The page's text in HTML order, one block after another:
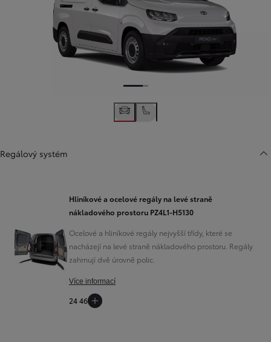
Regálový systém
Hliníkové a ocelové regály na levé straně
nákladového prostoru PZ4L1-H5130
Ocelové a hliníkové regály nejvyšší třídy, které se
nacházejí na levé straně nákladového prostoru. Regály
zahrnují dvě úrovně polic.
Více informací
24 465 Kč